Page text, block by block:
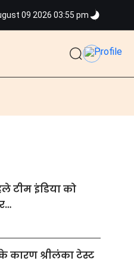
09 2026 03:55 pm
टीम इंडिया को
कारण श्रीलंका टेस्ट